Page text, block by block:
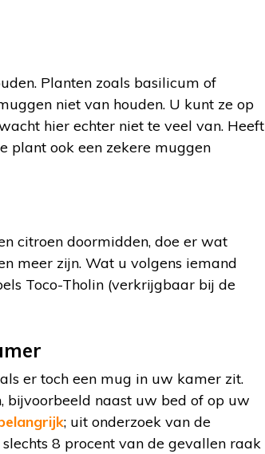
Planten zoals basilicum of
niet van houden. U kunt ze op
hier echter niet te veel van. Heeft
plant ook een zekere muggen
citroen doormidden, doe er wat
meer zijn. Wat u volgens iemand
Toco-Tholin (verkrijgbaar bij de
er toch een mug in uw kamer zit.
bijvoorbeeld naast uw bed of op uw
; uit onderzoek van de
8 procent van de gevallen raak